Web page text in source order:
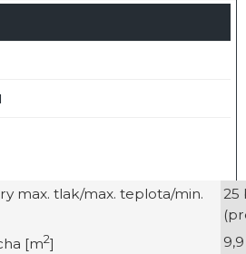
max. tlak/max. teplota/min.
25
[m2]
9,9